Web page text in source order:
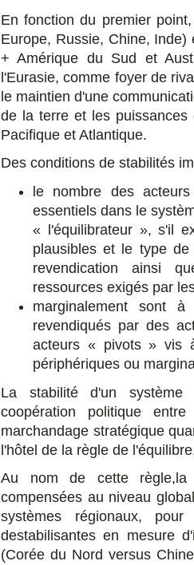
En fonction du premier
Europe, Russie, Chine,
+ Amérique du Sud et
l'Eurasie, comme foyer de
le maintien d'une
de la terre et les
Pacifique et Atlantique.
Des conditions de stabilités
le nombre des
essentiels dans le
« l'équilibrateur », s'il
plausibles et le type
revendication ainsi
ressources exigés par
marginalement sont à
revendiqués par des
acteurs « pivots » vis
périphériques ou
La stabilité d'un système
coopération politique
marchandage stratégique
l'hôtel de la règle de
Au nom de cette
compensées au niveau
systèmes régionaux,
destabilisantes en mesure
(Corée du Nord versus